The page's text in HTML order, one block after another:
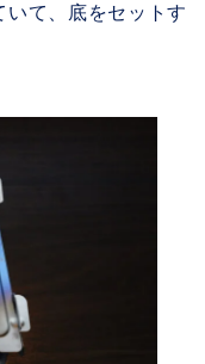
て、底をセットす